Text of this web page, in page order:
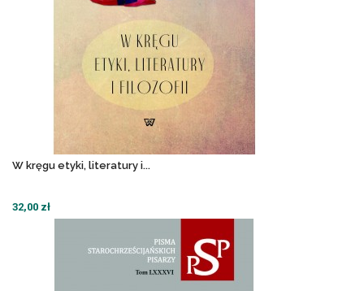
W kręgu etyki, literatury i...
32,00 zł